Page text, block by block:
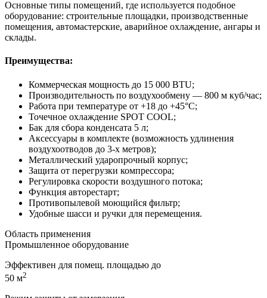
Основные типы помещений, где используется подобное
оборудование: cтроительные площадки, производственные
помещения, автомастерские, аварийное охлаждение, ангары и
склады.
Преимущества:
Коммерческая мощность до 15 000 BTU;
Производительность по воздухообмену — 800 м куб/час;
Работа при температуре от +18 до +45°С;
Точечное охлаждение SPOT COOL;
Бак для сбора конденсата 5 л;
Аксессуары в комплекте (возможность удлинения
воздухоотводов до 3-х метров);
Металлический ударопрочный корпус;
Защита от перегрузки компрессора;
Регулировка скорости воздушного потока;
Функция авторестарт;
Противопылевой моющийся фильтр;
Удобные шасси и ручки для перемещения.
Область применения
Промышленное оборудование
Эффективен для помещ. площадью до
50 м2